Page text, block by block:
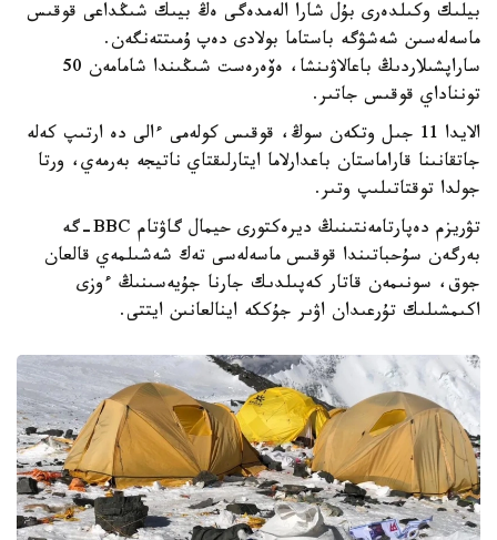
بيلىك وكىلدەرى بۇل شارا الەمدەگى ەڭ بيىك شىڭداعى قوقىس
ماسەلەسىن شەشۋگە باستاما بولادى دەپ ۇمىتتەنگەن.
ساراپشىلاردىڭ باعالاۋىنشا، ەۆەرەست شىڭىندا شامامەن 50
تونناداي قوقىس جاتىر.
الايدا 11 جىل وتكەن سوڭ، قوقىس كولەمى ءالى دە ارتىپ كەلە
جاتقانىنا قاراماستان باعدارلاما ايتارلىقتاي ناتيجە بەرمەي، ورتا
جولدا توقتاتىلىپ وتىر.
تۋريزم دەپارتامەنتىنىڭ ديرەكتورى حيمال گاۋتام BBC-گە
بەرگەن سۇحباتىندا قوقىس ماسەلەسى تەك شەشىلمەي قالعان
جوق، سونىمەن قاتار كەپىلدىك جارنا جۇيەسىنىڭ ءوزى
اكىمشىلىك تۇرعىدان اۋىر جۇككە اينالعانىن ايتتى.